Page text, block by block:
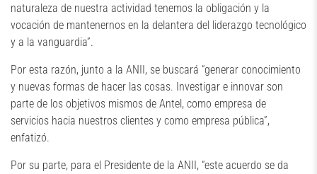
naturaleza de nuestra actividad tenemos la obligación y la
vocación de mantenernos en la delantera del liderazgo tecnológico
y a la vanguardia”.
Por esta razón, junto a la ANII, se buscará “generar conocimiento
y nuevas formas de hacer las cosas. Investigar e innovar son
parte de los objetivos mismos de Antel, como empresa de
servicios hacia nuestros clientes y como empresa pública”,
enfatizó.
Por su parte, para el Presidente de la ANII, “este acuerdo se da